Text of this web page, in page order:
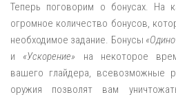
Теперь поговорим о бонусах. На
огромное количество бонусов,
необходимое задание. Бонусы
и «Ускорение» на некоторое
вашего глайдера, всевозможные
оружия позволят вам